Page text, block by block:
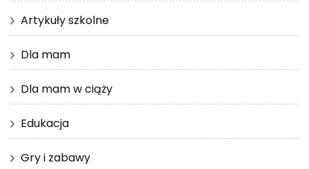
Artykuły szkolne
Dla mam
Dla mam w ciąży
Edukacja
Gry i zabawy